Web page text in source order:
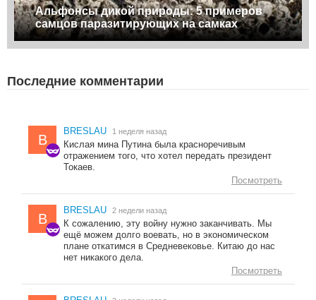
Альфонсы дикой природы: 5 примеров
самцов паразитирующих на самках
Последние комментарии
B
BRESLAU 1 неделя назад
Кислая мина Путина была красноречивым
отражением того, что хотел передать президент
Токаев.
Посмотреть
B
BRESLAU 2 недели назад
К сожалению, эту войну нужно заканчивать. Мы
ещё можем долго воевать, но в экономическом
плане откатимся в Средневековье. Китаю до нас
нет никакого дела.
Посмотреть